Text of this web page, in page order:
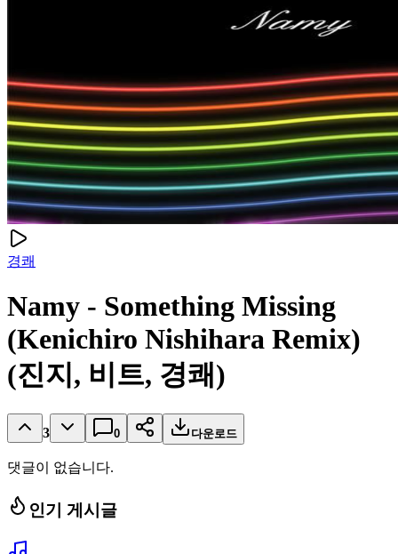
경쾌
Namy - Something Missing
(Kenichiro Nishihara Remix)
(진지, 비트, 경쾌)
3 0 다운로드
댓글이 없습니다.
인기 게시글